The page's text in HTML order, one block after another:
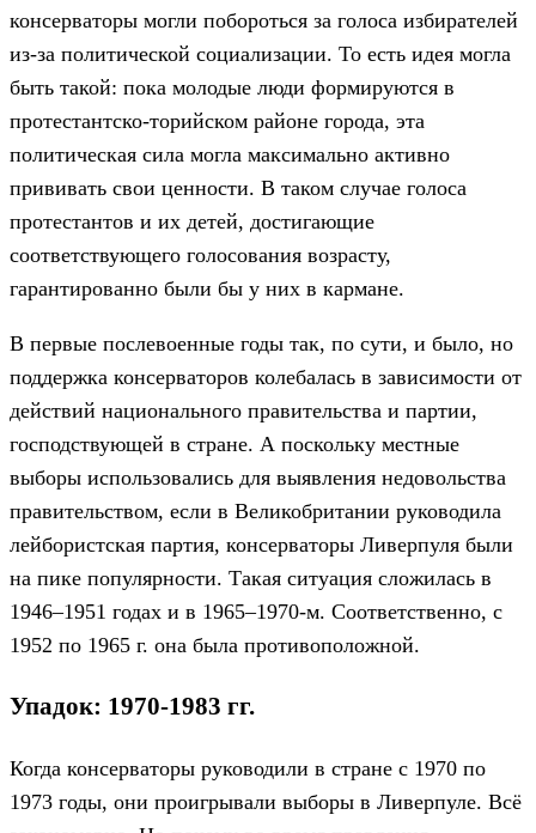
консерваторы могли побороться за голоса избирателей
из-за политической социализации. То есть идея могла
быть такой: пока молодые люди формируются в
протестантско-торийском районе города, эта
политическая сила могла максимально активно
прививать свои ценности. В таком случае голоса
протестантов и их детей, достигающие
соответствующего голосования возрасту,
гарантированно были бы у них в кармане.
В первые послевоенные годы так, по сути, и было, но
поддержка консерваторов колебалась в зависимости от
действий национального правительства и партии,
господствующей в стране. А поскольку местные
выборы использовались для выявления недовольства
правительством, если в Великобритании руководила
лейбористская партия, консерваторы Ливерпуля были
на пике популярности. Такая ситуация сложилась в
1946–1951 годах и в 1965–1970-м. Соответственно, с
1952 по 1965 г. она была противоположной.
Упадок: 1970-1983 гг.
Когда консерваторы руководили в стране с 1970 по
1973 годы, они проигрывали выборы в Ливерпуле. Всё